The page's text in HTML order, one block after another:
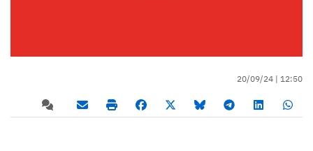
20/09/24 | 12:50